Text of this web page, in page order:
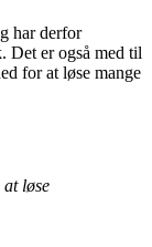
har derfor
Det er også med til
for at løse mange
løse